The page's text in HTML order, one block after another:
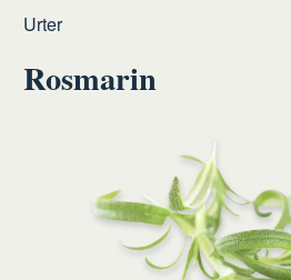
Hjem
Frukt
grønt
Råvarer
og
grønt
Urter
Rosmarin